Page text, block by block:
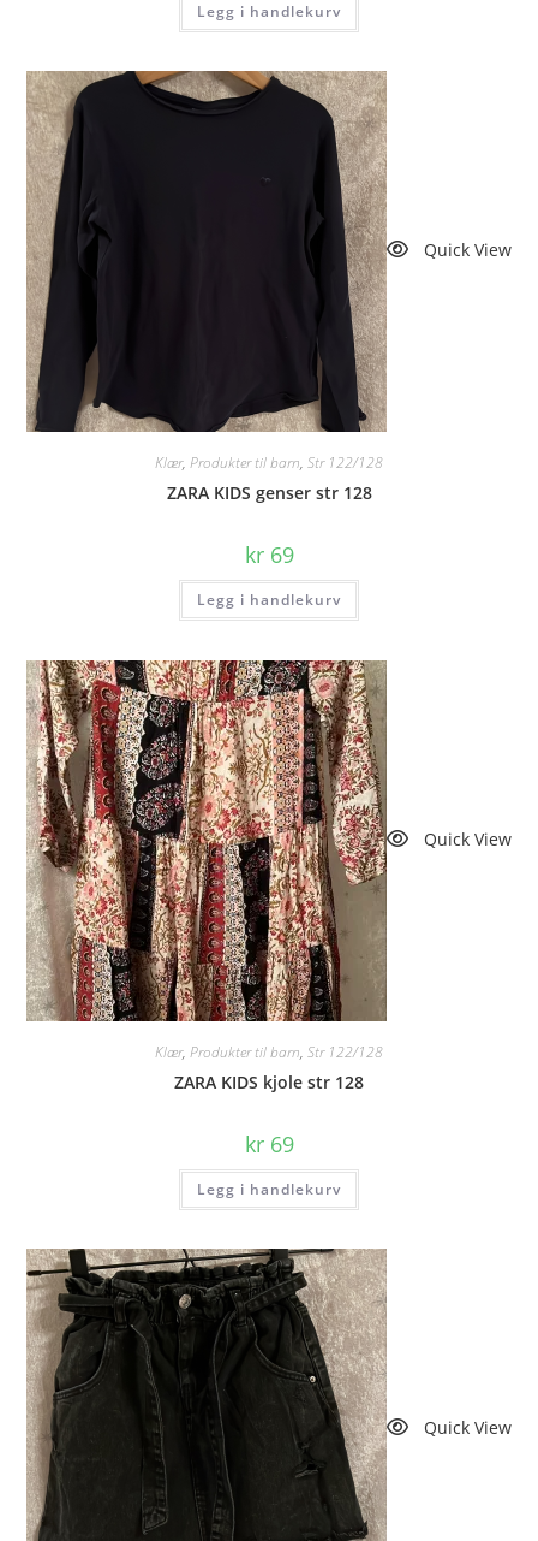
kr 96. kr 81.
Legg i handlekurv
Quick View
Klær, Produkter til barn, Str 122/128
ZARA KIDS genser str 128
kr69
Legg i handlekurv
Quick View
Klær, Produkter til barn, Str 122/128
ZARA KIDS kjole str 128
kr69
Legg i handlekurv
Quick View